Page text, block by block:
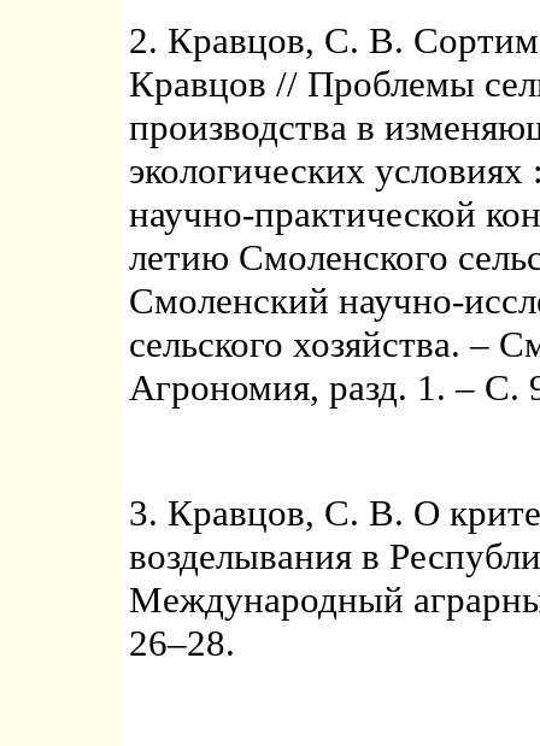
2. Кравцов, С. В.
Кравцов // Проблемы
производства в
экологических
научно-практической
летию Смоленского
Смоленский научно-
сельского хозяйства. –
Агрономия, разд. 1. – С.
3. Кравцов, С. В. О
возделывания в
Международный
26–28.